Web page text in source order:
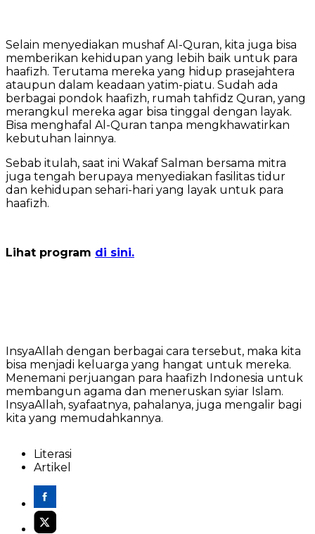
Selain menyediakan mushaf Al-Quran, kita juga bisa
memberikan kehidupan yang lebih baik untuk para
haafizh. Terutama mereka yang hidup prasejahtera
ataupun dalam keadaan yatim-piatu. Sudah ada
berbagai pondok haafizh, rumah tahfidz Quran, yang
merangkul mereka agar bisa tinggal dengan layak.
Bisa menghafal Al-Quran tanpa mengkhawatirkan
kebutuhan lainnya.
Sebab itulah, saat ini Wakaf Salman bersama mitra
juga tengah berupaya menyediakan fasilitas tidur
dan kehidupan sehari-hari yang layak untuk para
haafizh.
Lihat program di sini.
InsyaAllah dengan berbagai cara tersebut, maka kita
bisa menjadi keluarga yang hangat untuk mereka.
Menemani perjuangan para haafizh Indonesia untuk
membangun agama dan meneruskan syiar Islam.
InsyaAllah, syafaatnya, pahalanya, juga mengalir bagi
kita yang memudahkannya.
Literasi
Artikel